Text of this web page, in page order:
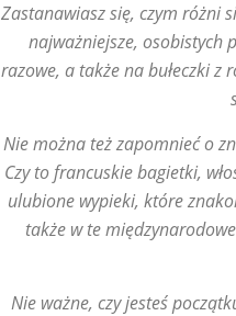
Zastanawiasz się, czym różni
najważniejsze, osobistych
razowe, a także na bułeczki
Nie można też zapomnieć o
Czy to francuskie bagietki,
ulubione wypieki, które
także w te
Nie ważne, czy jesteś